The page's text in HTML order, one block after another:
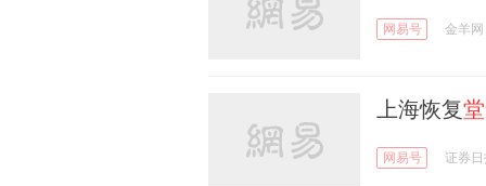
网易号 金羊网
上海恢复
网易号 证券